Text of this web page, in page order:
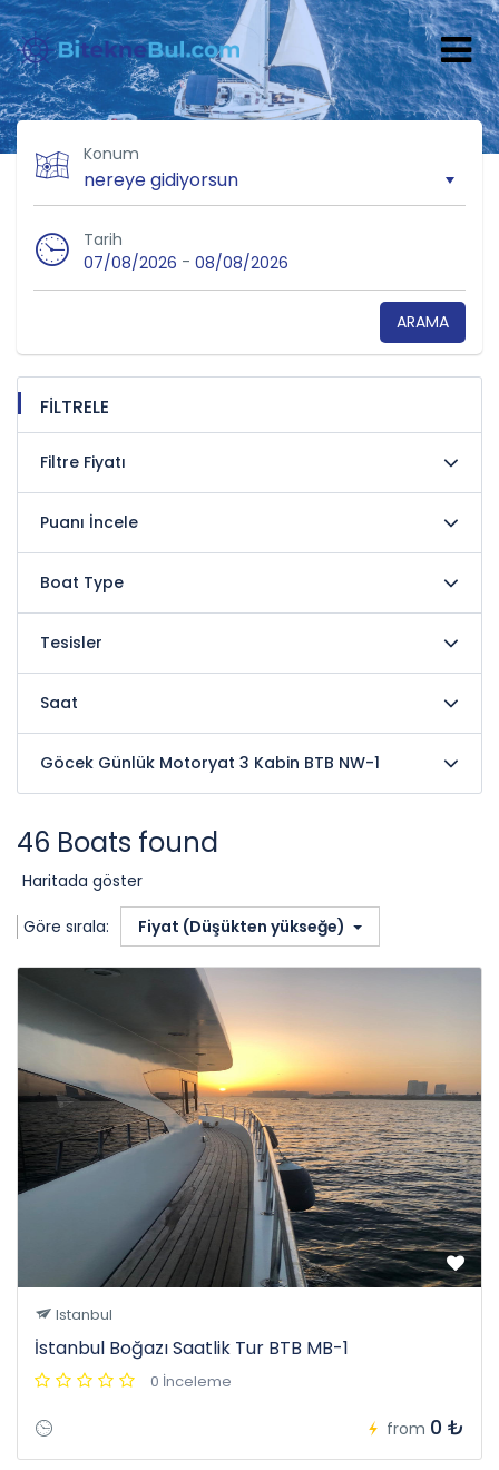
Konum
Tarih
07/08/2026 - 08/08/2026
ARAMA
FİLTRELE
Filtre Fiyatı
Puanı İncele
Boat Type
Tesisler
Saat
Göcek Günlük Motoryat 3 Kabin BTB NW-1
46 Boats found
Haritada göster
Göre sırala: Fiyat (Düşükten yükseğe)
Istanbul
İstanbul Boğazı Saatlik Tur BTB MB-1
0 İnceleme
from 0 ₺